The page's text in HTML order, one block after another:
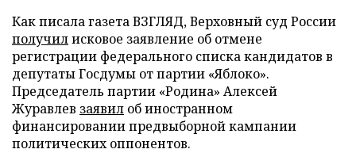
Как писала газета ВЗГЛЯД, Верховный суд России
получилисковое заявление об отмене
регистрации федерального списка кандидатов в
депутаты Госдумы от партии «Яблоко».
Председатель партии «Родина» Алексей
Журавлев заявил об иностранном
финансировании предвыборной кампании
политических оппонентов.